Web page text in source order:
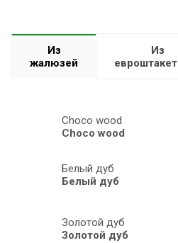
Из
жалюзей
Из
Choco wood
Choco wood
Белый дуб
Белый дуб
Золотой дуб
Золотой дуб